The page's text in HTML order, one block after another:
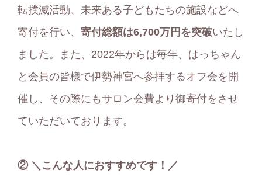
転撲滅活動、未来ある子どもたちの施設などへ
寄付を行い、 寄付総額は6,700万円を突破いたし
ました。また、2022年からは毎年、はっちゃん
と会員の皆様で伊勢神宮へ参拝するオフ会を開
催し、その際にもサロン会費より御寄付をさせ
ていただいております。
② ＼こんな人におすすめです！／